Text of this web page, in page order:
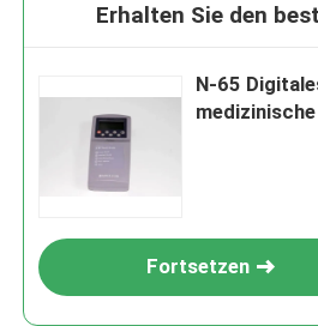
Erhalten Sie den
N-65
Fortsetzen